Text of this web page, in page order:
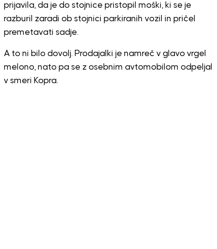
prijavila, da je do stojnice pristopil moški, ki se je
razburil zaradi ob stojnici parkiranih vozil in pričel
premetavati sadje.
A to ni bilo dovolj. Prodajalki je namreč v glavo vrgel
melono, nato pa se z osebnim avtomobilom odpeljal
v smeri Kopra.